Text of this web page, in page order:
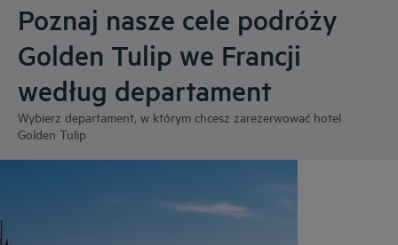
Poznaj nasze cele podróży
Golden Tulip we Francji
według departament
Wybierz departament, w którym chcesz zarezerwować hotel
Golden Tulip